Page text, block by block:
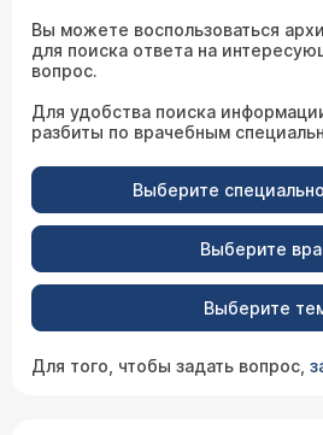
Вы можете воспользоваться
для поиска ответа на
вопрос.
Для удобства поиска
разбиты по врачебным
Выберите
Выберите
Выберите
Для того, чтобы задать вопрос,